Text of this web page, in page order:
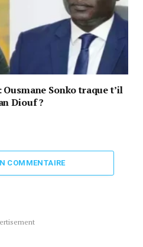
Sonko traque t’il
Diouf ?
COMMENTAIRE